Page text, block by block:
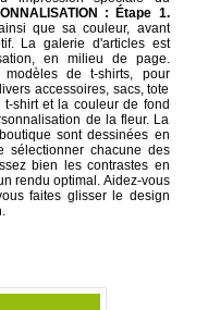
:
Étape 1.
que sa couleur, avant
La galerie d'articles est
en milieu de page.
modèles de t-shirts, pour
accessoires, sacs, tote
t-shirt et la couleur de fond
de la fleur. La
sont dessinées en
sélectionner chacune des
bien les contrastes en
rendu optimal. Aidez-vous
faites glisser le design